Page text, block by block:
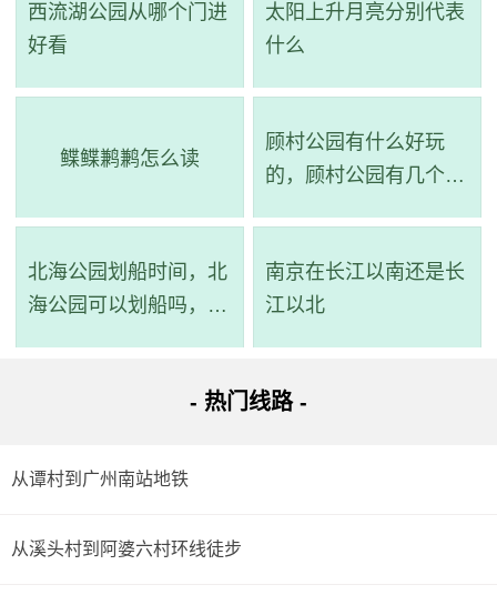
西流湖公园从哪个门进
好看
太阳上升月亮分别代表
什么
鲽鲽鹣鹣怎么读
顾村公园有什么好玩
的，顾村公园有几个景
北海公园划船时间，北
海公园可以划船吗，北
南京在长江以南还是长
江以北
- 热门线路 -
从谭村到广州南站地铁
从溪头村到阿婆六村环线徒步